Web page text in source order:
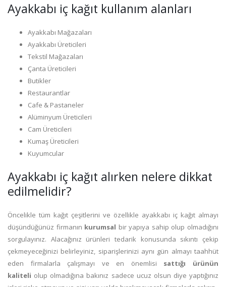
Ayakkabı iç kağıt kullanım alanları
Ayakkabı Mağazaları
Ayakkabı Üreticileri
Tekstil Mağazaları
Çanta Üreticileri
Butikler
Restaurantlar
Cafe & Pastaneler
Alüminyum Üreticileri
Cam Üreticileri
Kumaş Üreticileri
Kuyumcular
Ayakkabı iç kağıt alırken nelere dikkat
edilmelidir?
Öncelikle tüm kağıt çeşitlerini ve özellikle ayakkabı iç kağıt almayı
düşündüğünüz firmanın kurumsal bir yapıya sahip olup olmadığını
sorgulayınız. Alacağınız ürünleri tedarik konusunda sıkıntı çekip
çekmeyeceğinizi belirleyiniz, siparişlerinizi aynı gün almayı taahhüt
eden firmalarla çalışmayı ve en önemlisi sattığı ürünün
kaliteli olup olmadığına bakınız sadece ucuz olsun diye yaptığınız